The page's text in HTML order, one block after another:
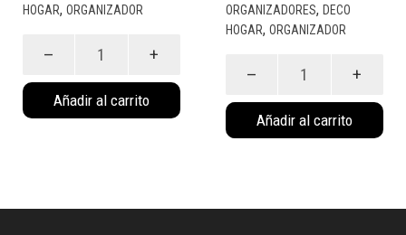
HOGAR, ORGANIZADOR
Natural
(40042NA)
cantidad
Añadir al carrito
ORGANIZADORES, DECO
HOGAR, ORGANIZADOR
Natural
(40043NA)
cantidad
Añadir al carrito